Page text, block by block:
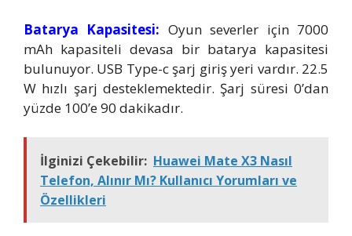
Batarya Kapasitesi: Oyun severler için 7000
mAh kapasiteli devasa bir batarya kapasitesi
bulunuyor. USB Type-c şarj giriş yeri vardır. 22.5
W hızlı şarj desteklemektedir. Şarj süresi 0’dan
yüzde 100’e 90 dakikadır.
İlginizi Çekebilir: Huawei Mate X3 Nasıl
Telefon, Alınır Mı? Kullanıcı Yorumları ve
Özellikleri